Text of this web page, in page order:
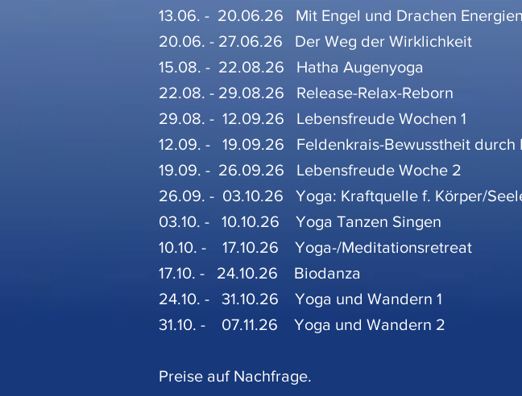
13.06. - 20.06.26 Mit Engel und Drachen
20.06. - 27.06.26 Der Weg der Wirklichkeit
15.08. - 22.08.26 Hatha Augenyoga
22.08. - 29.08.26 Release-Relax-Reborn
29.08. - 12.09.26 Lebensfreude Wochen 1
12.09. - 19.09.26 Feldenkrais-Bewusstheit durch
19.09. - 26.09.26 Lebensfreude Woche 2
26.09. - 03.10.26 Yoga: Kraftquelle f. Körper/
03.10. - 10.10.26 Yoga Tanzen Singen
10.10. - 17.10.26 Yoga-/Meditationsretreat
17.10. - 24.10.26 Biodanza
24.10. - 31.10.26 Yoga und Wandern 1
31.10. - 07.11.26 Yoga und Wandern 2
Preise auf Nachfrage.